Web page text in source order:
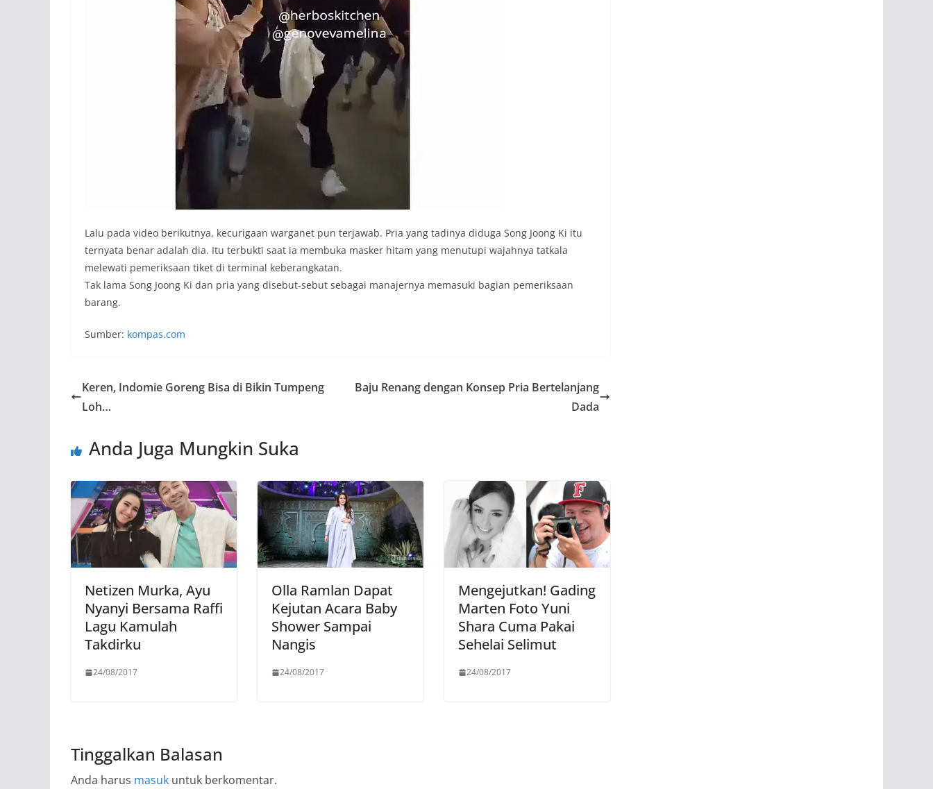
Lalu pada video berikutnya, kecurigaan warganet pun terjawab. Pria yang tadinya diduga Song Joong Ki itu
ternyata benar adalah dia. Itu terbukti saat ia membuka masker hitam yang menutupi wajahnya tatkala
melewati pemeriksaan tiket di terminal keberangkatan.
Tak lama Song Joong Ki dan pria yang disebut-sebut sebagai manajernya memasuki bagian pemeriksaan
barang.
Sumber: kompas.com
Keren, Indomie Goreng Bisa di Bikin Tumpeng
Loh…
Baju Renang dengan Konsep Pria Bertelanjang
Dada
Anda Juga Mungkin Suka
Netizen Murka, Ayu
Nyanyi Bersama Raffi
Lagu Kamulah
Takdirku
24/08/2017
Olla Ramlan Dapat
Kejutan Acara Baby
Shower Sampai
Nangis
24/08/2017
Mengejutkan! Gading
Marten Foto Yuni
Shara Cuma Pakai
Sehelai Selimut
24/08/2017
Tinggalkan Balasan
Anda harus masuk untuk berkomentar.